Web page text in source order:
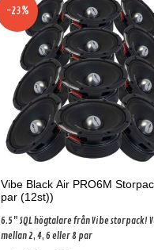
-23%
Vibe Black Air PRO6M
par (12st))
6.5" SQL högtalare från Vibe storpack!
mellan 2, 4, 6 eller 8 par